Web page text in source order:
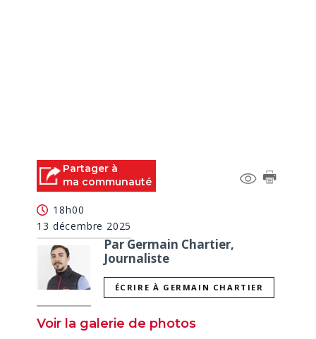
Partager à
ma communauté
18h00
13 décembre 2025
Par Germain Chartier,
Journaliste
ÉCRIRE À GERMAIN CHARTIER
Voir la galerie de photos